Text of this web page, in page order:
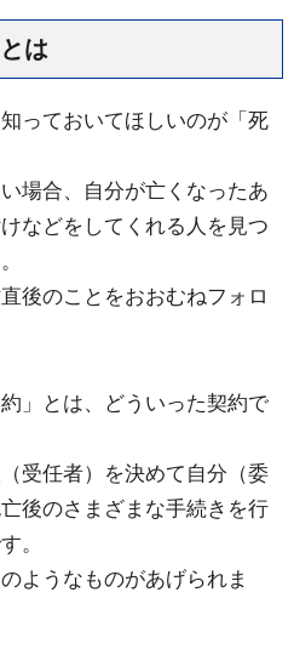
は
っておいてほしいのが「死
場合、自分が亡くなったあ
などをしてくれる人を見つ
後のことをおおむねフォロ
」とは、どういった契約で
受任者）を決めて自分（委
後のさまざまな手続きを行
。
ようなものがあげられま